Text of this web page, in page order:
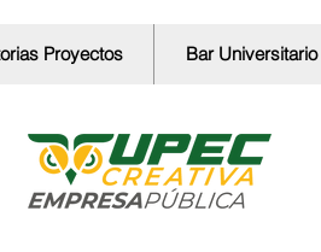
Proyectos Bar Universitario